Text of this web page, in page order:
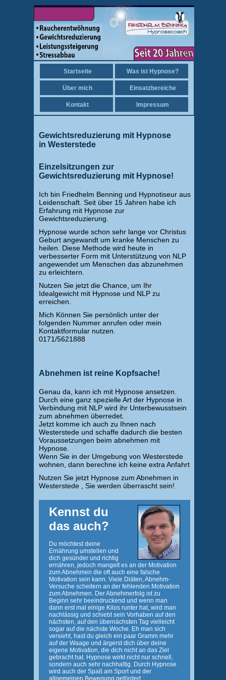
Startseite Was ist Hypnose?
Über mich Einsatzbereiche
Kontakt Impressum
Gewichtsreduzierung mit Hypnose
in Westerstede
Einzelsitzungen zur
Gewichtsreduzierung mit Hypnose!
Ich bin Friedhelm Benning und Hypnotiseur aus
Leidenschaft. Seit über 15 Jahren habe ich
Erfahrung mit Hypnose zur
Gewichtsreduzierung.
Hypnose wurde schon sehr lange vor Christus
Geburt angewandt um kranke Menschen zu
heilen. Diese Methode wird heute in
verbesserter Form mit Unterstützung von NLP
angewendet um Menschen das abzunehmen
zu erleichtern.
Nutzen Sie jetzt die Chance, um Ihr
Idealgewicht mit Hypnose und NLP zu
erreichen.
Mich Können Sie persönlich unter der
folgenden Nummer anrufen oder mein
Kontaktformular nutzen.
0171/5621888
Abnehmen ist reine Kopfsache!
Genau da, kann ich mit Hypnose ansetzen.
Durch eine ganz spezielle Art der Hypnose in
Verbindung mit NLP wird ihr Unterbewusstsein
zum abnehmen überredet.
Jetzt komme ich auch zu Ihnen nach
Westerstede und schaffe dadurch die besten
Voraussetzungen beim abnehmen mit
Hypnose.
Wenn Sie in der Umgebung von Westerstede
wohnen, dann berechne ich keine extra Anfahrt
Nutzen Sie jetzt Hypnose zum Abnehmen in
Westerstede , Sie werden überrascht sein!
Kennst du
das auch?
Du möchtest deine
Ernährung umstellen und
dich gesünder und richtig
ernähren, jedoch mangelt es an der Motivation
zum Abnehmen die oft auch eine falsche
Motivation sein kann. Viele Diäten, Abnehm-
Versuche scheitern an der fehlenden Motivation
zum Abnehmen. Der Abnehmerfolg ist zu
Beginn sehr beeindruckend und wenn man
dann erst mal einige Kilos runter hat, wird man
nachlässig und schiebt sein Vorhaben auf den
nächsten, auf den übernächsten Tag vielleicht
sogar auf die nächste Woche. Eh man sich
versieht, hast du gleich ein paar Gramm mehr
auf der Waage und ärgerst dich über deine
eigene Motivation, die dich nicht an das Ziel
gebracht hat. Hypnose wirkt nicht nur schnell,
sondern auch sehr nachhaltig. Durch Hypnose
wird auch der Spaß am Sport und der
allgemeinen Bewegung gefördert.